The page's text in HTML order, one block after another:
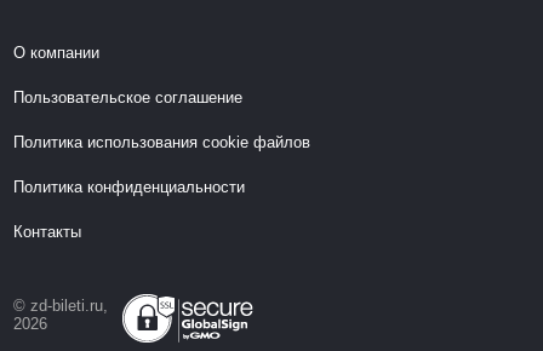
О компании
Пользовательское соглашение
Политика использования cookie файлов
Политика конфиденциальности
Контакты
© zd-bileti.ru,
2026